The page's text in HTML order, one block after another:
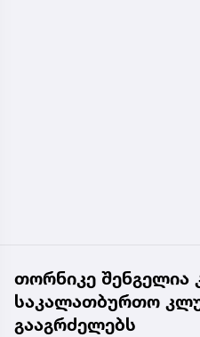
თორნიკე შენგელია
საკალათბურთო
გააგრძელებს